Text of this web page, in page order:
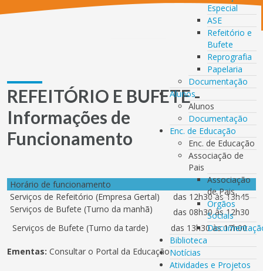
Especial
ASE
Refeitório e
Bufete
Reprografia
Papelaria
Documentação
Alunos
Alunos
Documentação
Enc. de Educação
Enc. de Educação
Associação de
Pais
Associação
de Pais
Orgãos
Sociais
Biblioteca
Notícias
Atividades e Projetos
REFEITÓRIO E BUFETE -
Informações de
Funcionamento
Horário de funcionamento
Serviços de Refeitório (Empresa Gertal)
das 12h30 às 13h45
Serviços de Bufete (Turno da manhã)
das 08h30 às 12h30
Serviços de Bufete (Turno da tarde)
das 13h30 às 17h00
Ementas: Consultar o Portal da Educação